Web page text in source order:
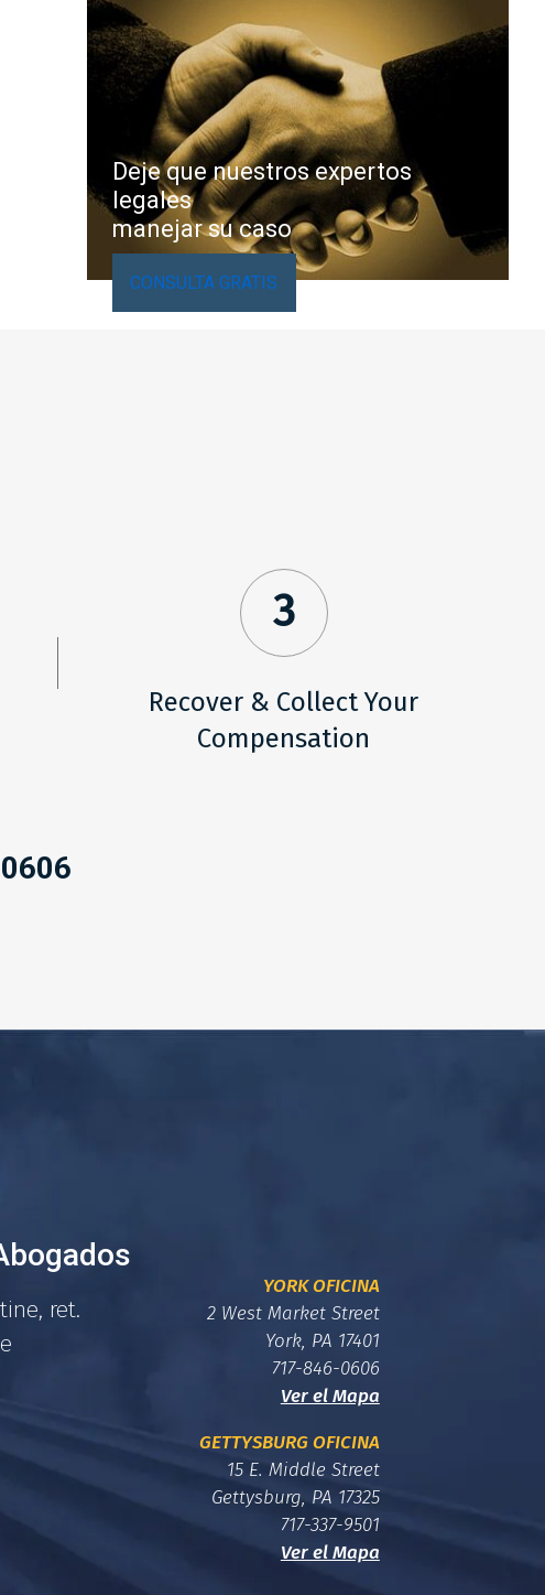
Deje que nuestros expertos
legales
manejar su caso
CONSULTA GRATIS
3
Recover & Collect Your
Compensation
ret.
YORK OFICINA
2 West Market Street
York, PA 17401
717-846-0606
Ver el Mapa
GETTYSBURG OFICINA
15 E. Middle Street
Gettysburg, PA 17325
717-337-9501
Ver el Mapa